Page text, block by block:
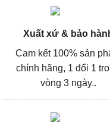
Xuất xứ & bảo
Cam kết 100% sản
chính hãng, 1 đổi 1
vòng 3 ngày..